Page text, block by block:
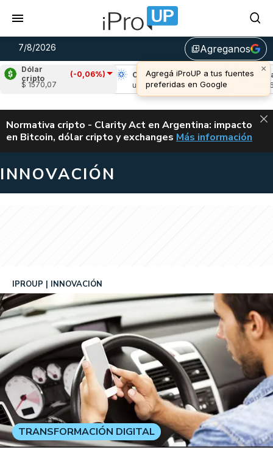
7/8/2026 library_addAgreganos
×
Agregá iProUP a tus fuentes
preferidas en Google
Dólar
cripto
(-0,06%)
$ 1570,07
(-1,14%)
1,02
Cardano (-1,23%)
u$s 0,20
u$s 6,45
ALERTA
Normativa cripto - Clarity Act en Argentina: impacto
en Bitcoin, dólar cripto y exchanges CLARITY ACT EN
Más información
INNOVACIÓN
IPROUP INNOVACIÓN
TRANSFORMACIÓN DIGITAL